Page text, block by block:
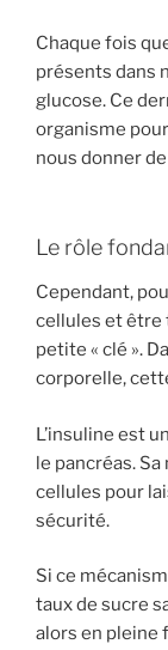
Chaque fois
présents dans
glucose. Ce
organisme
nous donner de
Le rôle
Cependant,
cellules et être
petite « clé ».
corporelle,
L’insuline est
le pancréas.
cellules pour
sécurité.
Si ce
taux de sucre
alors en pleine